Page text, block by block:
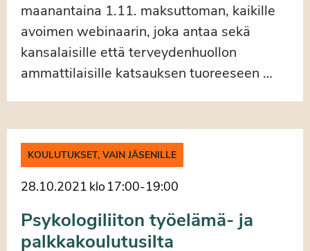
maanantaina 1.11. maksuttoman, kaikille
avoimen webinaarin, joka antaa sekä
kansalaisille että terveydenhuollon
ammattilaisille katsauksen tuoreeseen …
KOULUTUKSET, VAIN JÄSENILLE
28.10.2021 klo17:00-19:00
Psykologiliiton työelämä- ja
palkkakoulutusilta